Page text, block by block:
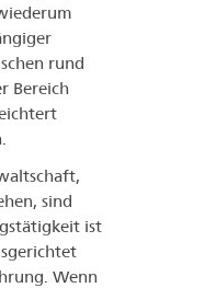
rund
Bereich
sind
ist
Wenn